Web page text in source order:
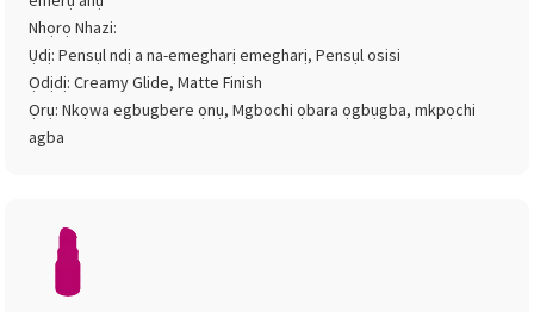
Nhọrọ Nhazi:
Ụdị: Pensụl ndị a na-emegharị emegharị, Pensụl osisi
Ọdịdị: Creamy Glide, Matte Finish
Ọrụ: Nkọwa egbugbere ọnụ, Mgbochi ọbara ọgbụgba, mkpọchi
agba